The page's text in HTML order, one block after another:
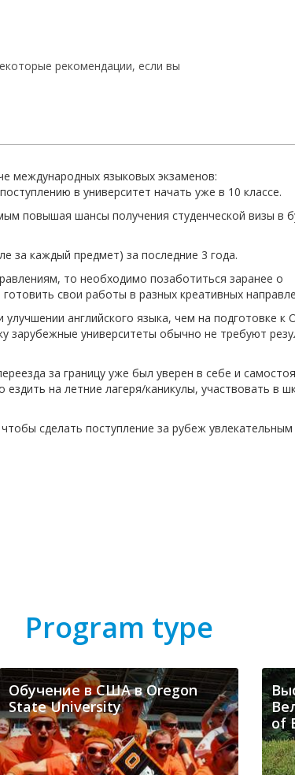
рекомендации, если вы
международных языковых экзаменов:
в университет начать уже в 10 классе.
повышая шансы получения студенческой визы в
за каждый предмет) за последние 3 года.
то необходимо позаботиться заранее о
свои работы в разных креативных
английского языка, чем на подготовке к
зарубежные университеты обычно не требуют
за границу уже был уверен в себе и
на летние лагеря/каникулы, участвовать в
сделать поступление за рубеж увлекательным
Program type
Обучение в США в Oregon
State University
of